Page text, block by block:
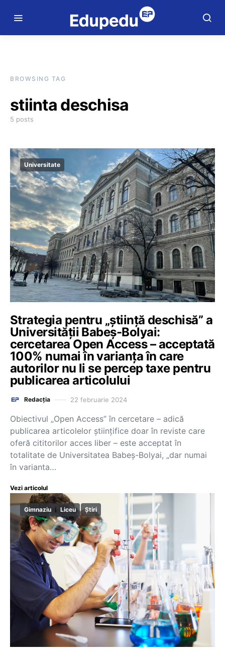
BROWSING TAG
stiinta deschisa
5 posts
Universitate
Strategia pentru „știință deschisă” a
Universității Babeș-Bolyai:
cercetarea Open Access – acceptată
100% numai în varianța în care
autorilor nu li se percep taxe pentru
publicarea articolului
Redacția 22 februarie 2024
Obiectivul „Open Access” în cercetare – adică
publicarea articolelor științifice doar în reviste care
oferă cititorilor acces liber – este acceptat în
totalitate de Universitatea Babeș-Bolyai, „dar numai
în varianta…
Vezi articolul
Gimnaziu Liceu Știri